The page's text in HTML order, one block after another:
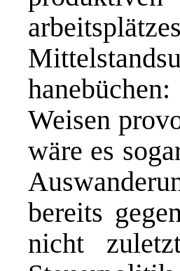
Weisen
wäre es
bereits
nicht